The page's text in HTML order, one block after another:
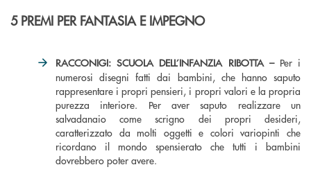
5 PREMI PER FANTASIA E IMPEGNO
RACCONIGI: SCUOLA DELL’INFANZIA RIBOTTA – Per i
numerosi disegni fatti dai bambini, che hanno saputo
rappresentare i propri pensieri, i propri valori e la propria
purezza interiore. Per aver saputo realizzare un
salvadanaio come scrigno dei propri desideri,
caratterizzato da molti oggetti e colori variopinti che
ricordano il mondo spensierato che tutti i bambini
dovrebbero poter avere.